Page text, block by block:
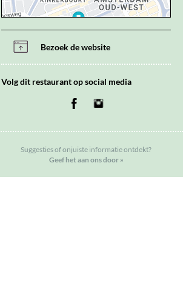
Bezoek de website
Volg dit restaurant op social media
Facebook
Suggesties of onjuiste informatie ontdekt?
Geef het aan ons door »